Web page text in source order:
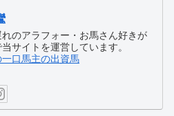
れのアラフォー・お馬さん好きが
サイトを運営しています。
口馬主の出資馬